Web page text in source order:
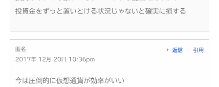
投資金をずっと置いとける状況じゃないと確実に損する
匿名
2017年 12月 20日 10:36pm
返信 引用
今は圧倒的に仮想通貨が効率がいい